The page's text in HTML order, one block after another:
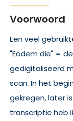
Voorwoord
Een veel
"Eodem die" =
gedigitaliseerd
scan. In het
gekregen, later
transcriptie heb